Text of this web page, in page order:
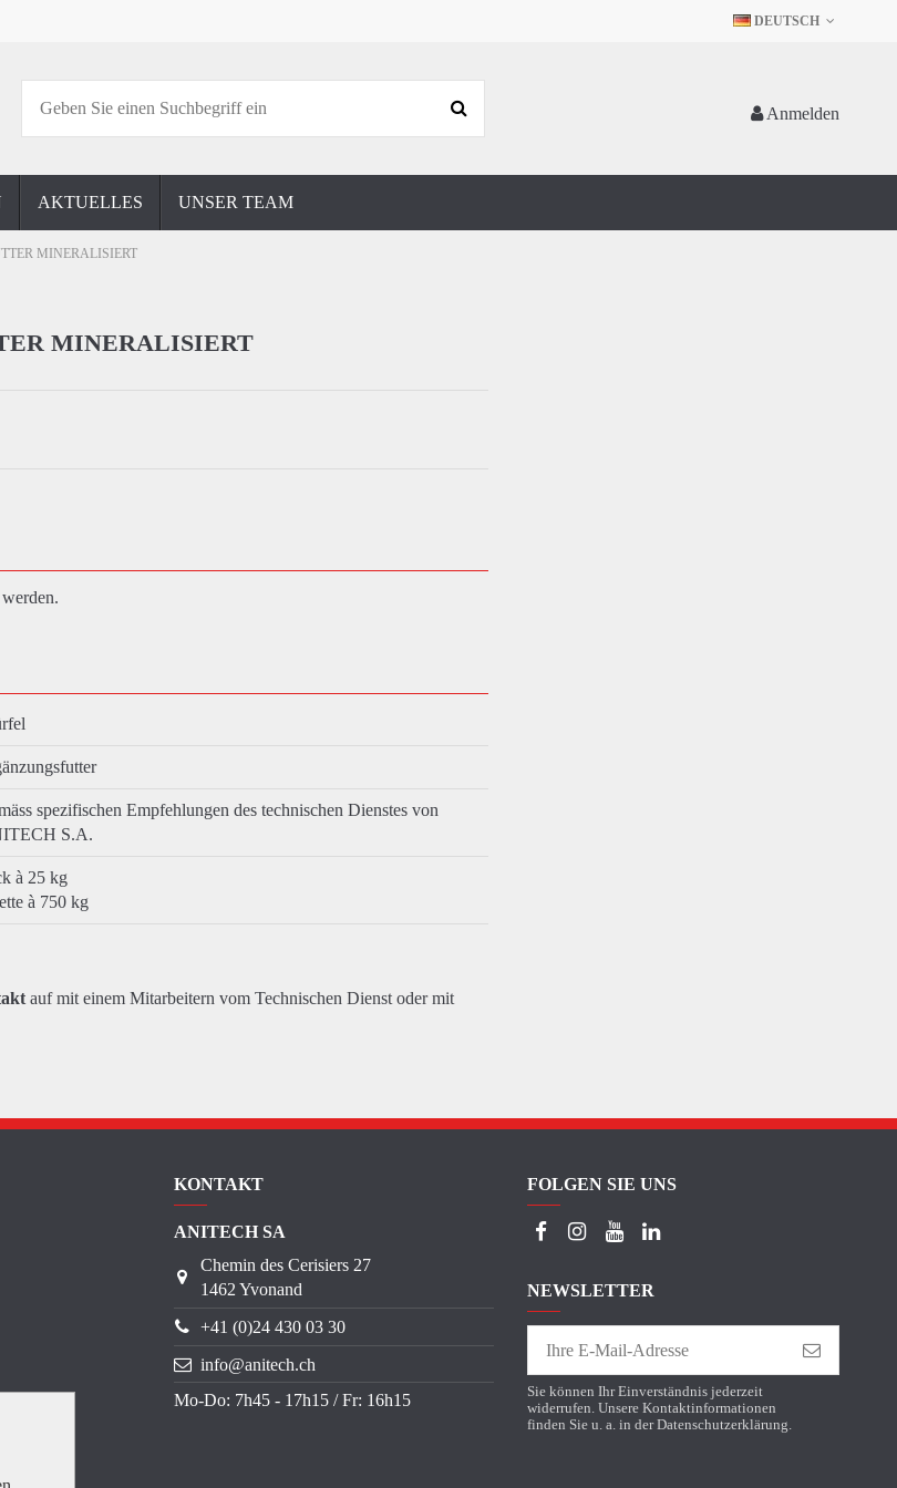
DEUTSCH
Anmelden
AKTUELLES UNSER TEAM
MINERALISIERT
MINERALISIERT
spezifischen Empfehlungen des technischen Dienstes von
S.A.
à 25 kg
à 750 kg
auf mit einem Mitarbeitern vom Technischen Dienst oder mit
KONTAKT
ANITECH SA
Chemin des Cerisiers 27
1462 Yvonand
+41 (0)24 430 03 30
info@anitech.ch
Mo-Do: 7h45 - 17h15 / Fr: 16h15
FOLGEN SIE UNS
NEWSLETTER
Sie können Ihr Einverständnis jederzeit
widerrufen. Unsere Kontaktinformationen
finden Sie u. a. in der Datenschutzerklärung.